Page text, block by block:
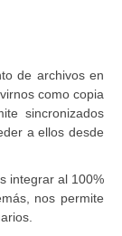
de archivos en
como copia
sincronizados
a ellos desde
integrar al 100%
nos permite